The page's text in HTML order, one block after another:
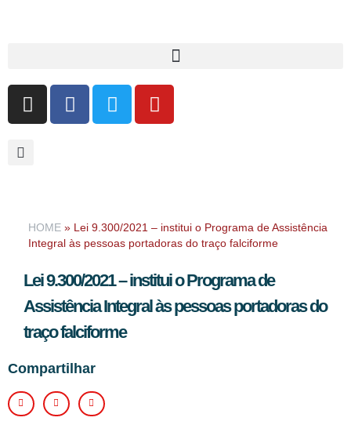
HOME » Lei 9.300/2021 – institui o Programa de Assistência
Integral às pessoas portadoras do traço falciforme
Lei 9.300/2021 – institui o Programa de
Assistência Integral às pessoas portadoras do
traço falciforme
Compartilhar